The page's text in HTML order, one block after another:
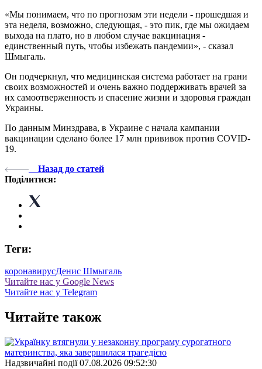
«Мы понимаем, что по прогнозам эти недели - прошедшая и
эта неделя, возможно, следующая, - это пик, где мы ожидаем
выхода на плато, но в любом случае вакцинация -
единственный путь, чтобы избежать пандемии», - сказал
Шмыгаль.
Он подчеркнул, что медицинская система работает на грани
своих возможностей и очень важно поддерживать врачей за
их самоотверженность и спасение жизни и здоровья граждан
Украины.
По данным Минздрава, в Украине с начала кампании
вакцинации сделано более 17 млн ​​прививок против COVID-
19.
Назад до статей
Поділитися:
Теги:
коронавирусДенис Шмыгаль
Читайте нас у Google News
Читайте нас у Telegram
Читайте також
Надзвичайні події 07.08.2026 09:52:30